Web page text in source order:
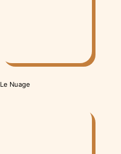
Le Nuage